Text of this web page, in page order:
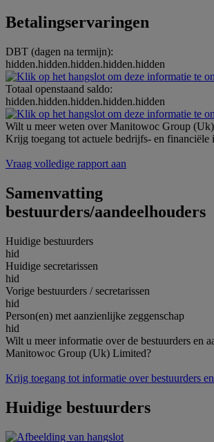
Betalingservaringen
DBT (dagen na termijn):
hidden.hidden.hidden.hidden.hidden
Totaal openstaand saldo:
hidden.hidden.hidden.hidden.hidden
Wilt u meer weten over Manitowoc Group
Krijg toegang tot actuele bedrijfs- en financiële
Vraag volledige rapport aan
Samenvatting
bestuurders/aandeelhouders
Huidige bestuurders
hid
Huidige secretarissen
hid
Vorige bestuurders / secretarissen
hid
Person(en) met aanzienlijke zeggenschap
hid
Wilt u meer informatie over de bestuurders en
Manitowoc Group (Uk) Limited?
Krijg toegang tot informatie over bestuurders
Huidige bestuurders